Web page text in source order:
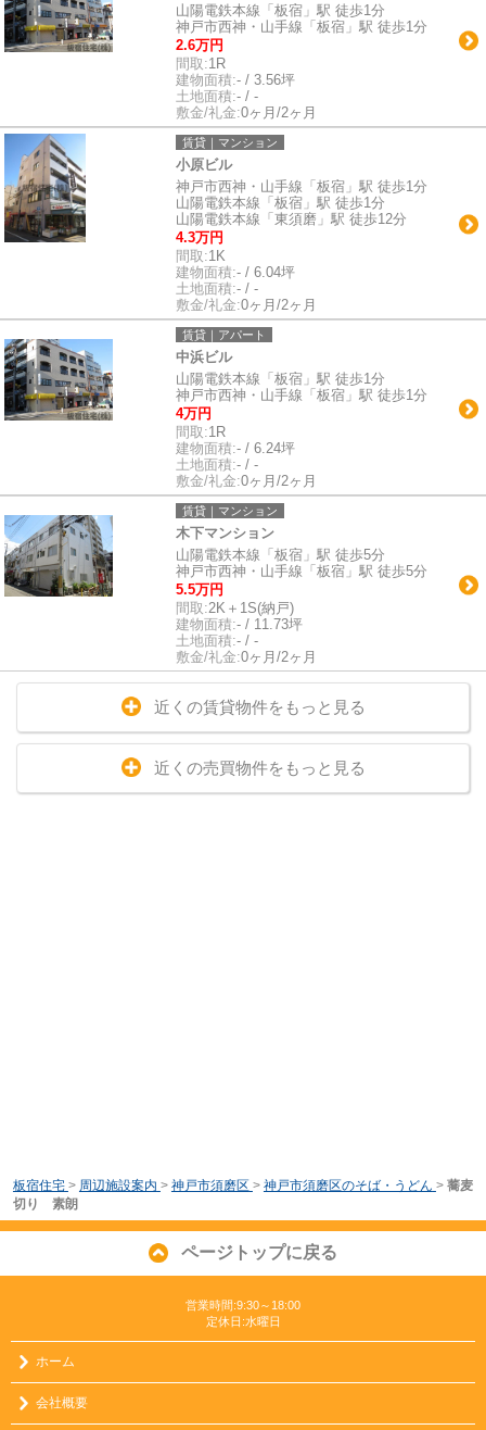
山陽電鉄本線「板宿」駅 徒歩1分
神戸市西神・山手線「板宿」駅 徒歩1分
2.6万円
間取:1R
建物面積:- / 3.56坪
土地面積:- / -
敷金/礼金:0ヶ月/2ヶ月
賃貸｜マンション
小原ビル
神戸市西神・山手線「板宿」駅 徒歩1分
山陽電鉄本線「板宿」駅 徒歩1分
山陽電鉄本線「東須磨」駅 徒歩12分
4.3万円
間取:1K
建物面積:- / 6.04坪
土地面積:- / -
敷金/礼金:0ヶ月/2ヶ月
賃貸｜アパート
中浜ビル
山陽電鉄本線「板宿」駅 徒歩1分
神戸市西神・山手線「板宿」駅 徒歩1分
4万円
間取:1R
建物面積:- / 6.24坪
土地面積:- / -
敷金/礼金:0ヶ月/2ヶ月
賃貸｜マンション
木下マンション
山陽電鉄本線「板宿」駅 徒歩5分
神戸市西神・山手線「板宿」駅 徒歩5分
5.5万円
間取:2K＋1S(納戸)
建物面積:- / 11.73坪
土地面積:- / -
敷金/礼金:0ヶ月/2ヶ月
近くの賃貸物件をもっと見る
近くの売買物件をもっと見る
板宿住宅 > 周辺施設案内 > 神戸市須磨区 > 神戸市須磨区のそば・うどん > 蕎麦
切り 素朗
ページトップに戻る
営業時間:9:30～18:00
定休日:水曜日
ホーム
会社概要